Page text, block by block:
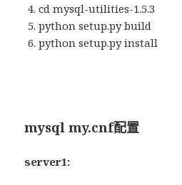
cd mysql-utilities-1.5.3
python setup.py build
python setup.py install
mysql my.cnf配置
server1: